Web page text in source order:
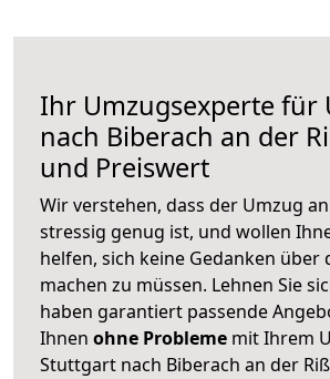
Ihr Umzugsexperte für
nach Biberach an der
und Preiswert
Wir verstehen, dass der Umzug
stressig genug ist, und wollen
helfen, sich keine Gedanken über
machen zu müssen. Lehnen Sie
haben garantiert passende
Ihnen ohne Probleme mit Ihrem
Stuttgart nach Biberach an der